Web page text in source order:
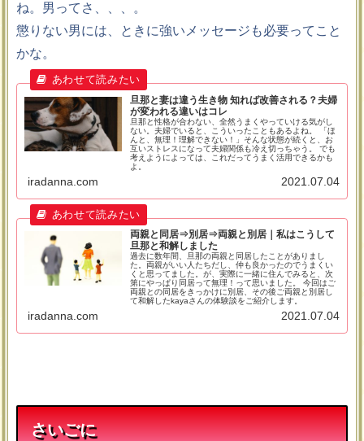
ね。男ってさ、、、。
懲りない男には、ときに強いメッセージも必要ってこと
かな。
旦那と妻は違う生き物 知れば改善される？夫婦
が変われる違いはコレ
旦那と性格が合わない、全然うまくやっていける気がし
ない。夫婦でいると、こういったこともあるよね。 「ほ
んと、無理！理解できない！」そんな状態が続くと、お
互いストレスになって夫婦関係も冷え切っちゃう。 でも
考えようによっては、これだってうまく活用できるかも
よ。
iradanna.com 2021.07.04
両親と同居⇒別居⇒両親と別居｜私はこうして
旦那と和解しました
過去に数年間、旦那の両親と同居したことがありまし
た。両親がいい人たちだし、仲も良かったのでうまくい
くと思ってました。が、実際に一緒に住んでみると、次
第にやっぱり同居って無理！って思いました。 今回はご
両親との同居をきっかけに別居、その後ご両親と別居し
て和解したkayaさんの体験談をご紹介します。
iradanna.com 2021.07.04
さいごに